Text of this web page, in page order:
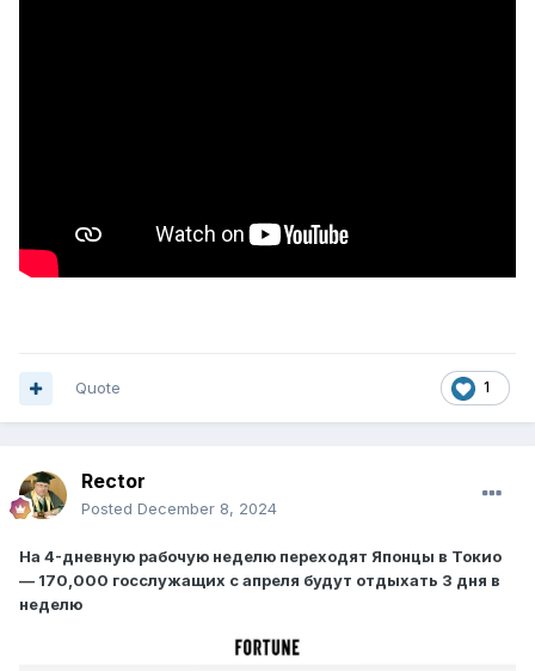
1
Quote
Rector
Posted December 8, 2024
На 4-дневную рабочую неделю переходят Японцы в Токио
— 170,000 госслужащих c апреля будут отдыхать 3 дня в
неделю